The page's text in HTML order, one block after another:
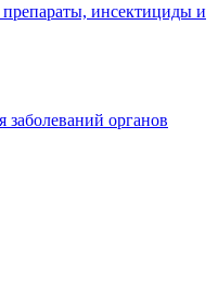
инсектициды и
заболеваний органов